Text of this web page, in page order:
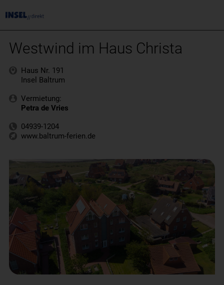
Westwind im Haus Christa
Haus Nr. 191
Insel Baltrum
Vermietung:
Petra de Vries
04939-1204
www.baltrum-ferien.de